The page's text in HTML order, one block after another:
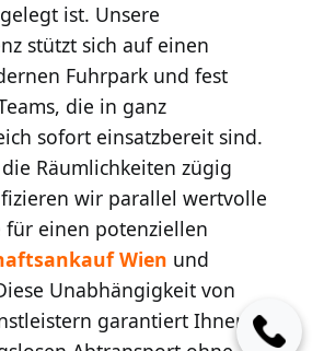
ist. Unsere
stützt sich auf einen
Fuhrpark und fest
die in ganz
sofort einsatzbereit sind.
Räumlichkeiten zügig
wir parallel wertvolle
für einen potenziellen
Wien und
Unabhängigkeit von
garantiert Ihnen